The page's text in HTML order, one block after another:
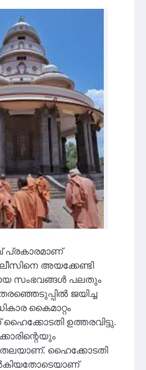
പ്രകാരമാണ്
അയക്കേണ്ടി
സംഭവങ്ങൾ പലതും
ജയിച്ച
കൈമാറ്റം
ഹൈക്കോടതി ഉത്തരവിട്ടു.
ഹൈക്കോടതി